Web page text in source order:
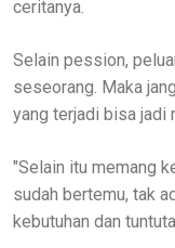
ceritanya.
Selain pession,
seseorang. Maka
yang terjadi bisa jadi
"Selain itu memang
sudah bertemu, tak
kebutuhan dan